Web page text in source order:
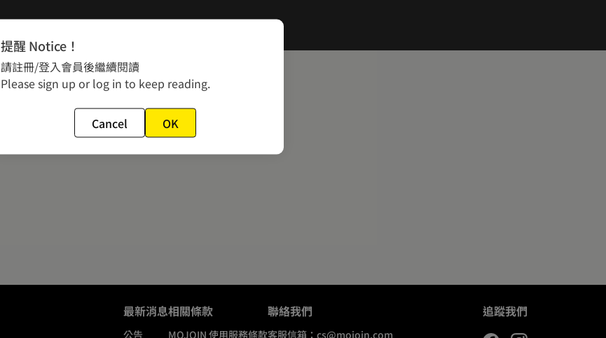
最新消息
公告
相關條款
MOJOIN 使用服務條款
聯絡我們
客服信箱： cs@mojoin.com
追蹤我們
提醒 Notice！
請註冊/登入會員後繼續閱讀
Please sign up or log in to keep reading.
Cancel OK